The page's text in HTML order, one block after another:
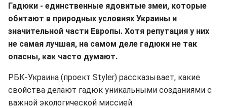
Гадюки - единственные ядовитые змеи, которые
обитают в природных условиях Украины и
значительной части Европы. Хотя репутация у них
не самая лучшая, на самом деле гадюки не так
опасны, как часто думают.
РБК-Украина (проект Styler) рассказывает, какие
свойства делают гадюк уникальными созданиями с
важной экологической миссией.